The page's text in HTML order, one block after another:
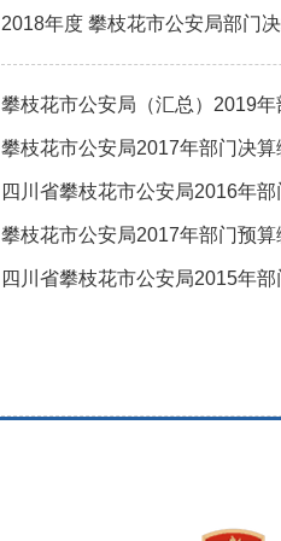
2018年度 攀枝花市公安局部门
攀枝花市公安局（汇总）2019
攀枝花市公安局2017年部门决算
四川省攀枝花市公安局2016年
攀枝花市公安局2017年部门预算
四川省攀枝花市公安局2015年